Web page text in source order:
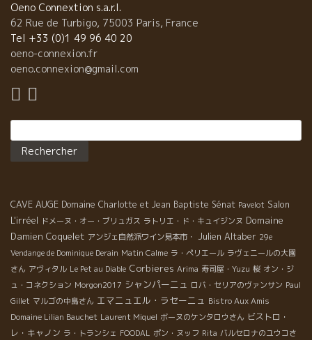
Oeno Connextion s.a.r.l.
62 Rue de Turbigo, 75003 Paris, France
Tel +33 (0)1 49 96 40 20
oeno-connexion.fr
oeno.connexion@gmail.com
CAVE AUGE Domaine Charlotte et Jean Baptiste Sénat Pavelot Salon
L'irréel ドメーヌ・オー・ブリュガス ラトリエ・ド・キュイジンヌ Domaine
Damien Coquelet アンジェ自然派ワイン見本市・ Julien Altaber 29e
Vendange de Dominique Derain Matin Calme ラ・ペリエール ラヴェニールの大園
さん アヴィタル Le Pet au Diable Corbieres Arima 寿司屋・Yuzu 桜 オン・ジ
ュ・コネクション Morgon2017 シャンパーニュ ロバ・セリアのヴァンサン Paul
Gillet マルゴの中島さん エマニュエル・ラセーニュ Bistro Aux Amis
Domaine Lilian Bauchet Laurent Miquel ボーヌのケンタロウさん ビストロ・
レ・キャノン ラ・トランシェ FOODAL ポン・ヌッフ Rita バルセロナのユウコさ